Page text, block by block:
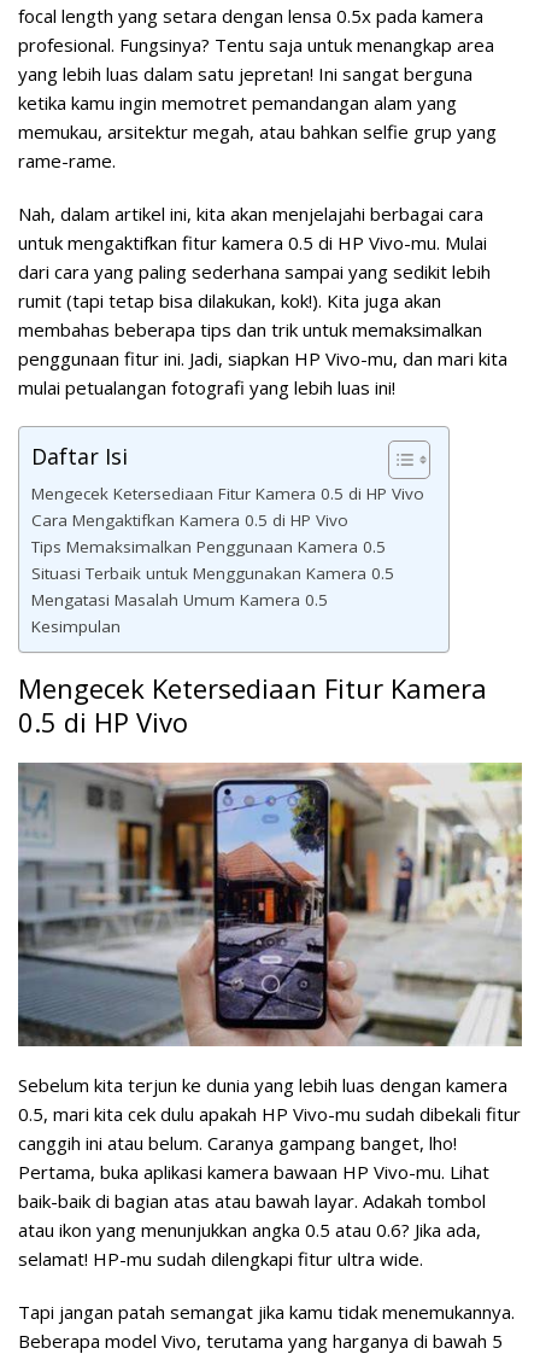
focal length yang setara dengan lensa 0.5x pada kamera
profesional. Fungsinya? Tentu saja untuk menangkap area
yang lebih luas dalam satu jepretan! Ini sangat berguna
ketika kamu ingin memotret pemandangan alam yang
memukau, arsitektur megah, atau bahkan selfie grup yang
rame-rame.
Nah, dalam artikel ini, kita akan menjelajahi berbagai cara
untuk mengaktifkan fitur kamera 0.5 di HP Vivo-mu. Mulai
dari cara yang paling sederhana sampai yang sedikit lebih
rumit (tapi tetap bisa dilakukan, kok!). Kita juga akan
membahas beberapa tips dan trik untuk memaksimalkan
penggunaan fitur ini. Jadi, siapkan HP Vivo-mu, dan mari kita
mulai petualangan fotografi yang lebih luas ini!
Daftar Isi
Mengecek Ketersediaan Fitur Kamera 0.5 di HP Vivo
Cara Mengaktifkan Kamera 0.5 di HP Vivo
Tips Memaksimalkan Penggunaan Kamera 0.5
Situasi Terbaik untuk Menggunakan Kamera 0.5
Mengatasi Masalah Umum Kamera 0.5
Kesimpulan
Mengecek Ketersediaan Fitur Kamera
0.5 di HP Vivo
Sebelum kita terjun ke dunia yang lebih luas dengan kamera
0.5, mari kita cek dulu apakah HP Vivo-mu sudah dibekali fitur
canggih ini atau belum. Caranya gampang banget, lho!
Pertama, buka aplikasi kamera bawaan HP Vivo-mu. Lihat
baik-baik di bagian atas atau bawah layar. Adakah tombol
atau ikon yang menunjukkan angka 0.5 atau 0.6? Jika ada,
selamat! HP-mu sudah dilengkapi fitur ultra wide.
Tapi jangan patah semangat jika kamu tidak menemukannya.
Beberapa model Vivo, terutama yang harganya di bawah 5